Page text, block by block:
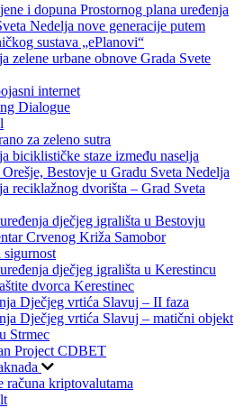
i dopuna Prostornog plana uređenja
Nedelja nove generacije putem
sustava „ePlanovi“
zelene urbane obnove Grada Svete
internet
Dialogue
za zeleno sutra
biciklističke staze između naselja
Orešje, Bestovje u Gradu Sveta Nedelja
reciklažnog dvorišta – Grad Sveta
dječjeg igrališta u Bestovju
Crvenog Križa Samobor
sigurnost
dječjeg igrališta u Kerestincu
dvorca Kerestinec
Dječjeg vrtića Slavuj – II faza
Dječjeg vrtića Slavuj – matični objekt
Strmec
Project CDBET
računa kriptovalutama